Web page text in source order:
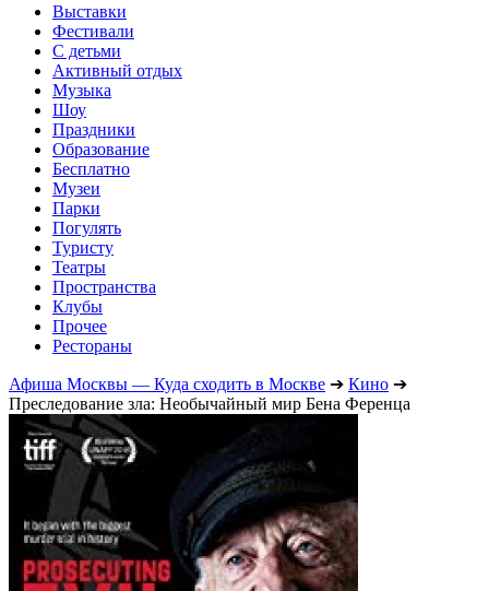
Выставки
Фестивали
С детьми
Активный отдых
Музыка
Шоу
Праздники
Образование
Бесплатно
Музеи
Парки
Погулять
Туристу
Театры
Пространства
Клубы
Прочее
Рестораны
Афиша Москвы — Куда сходить в Москве ➔ Кино ➔
Преследование зла: Необычайный мир Бена Ференца